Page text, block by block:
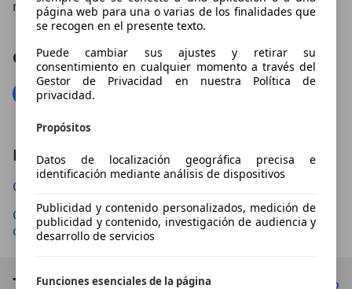
página web para una o varias de los finalidades que
se recogen en el presente texto.
Puede cambiar sus ajustes y retirar su
consentimiento en cualquier momento a través del
Gestor de Privacidad en nuestra Política de
privacidad.
Propósitos
Datos de localización geográfica precisa e
identificación mediante análisis de dispositivos
Publicidad y contenido personalizados, medición de
publicidad y contenido, investigación de audiencia y
desarrollo de servicios
Funciones esenciales de la página
mínimo.
Compartir el artículo
Leer tambien
Cómo limpiar las llantas de aleación
Cada cuánto tiempo hay que hacer una revisión al
coche
Ver todo